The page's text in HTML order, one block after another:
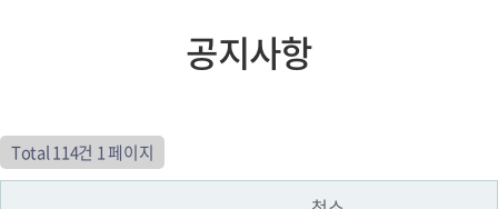
공지사항
Total 114건 1 페이지